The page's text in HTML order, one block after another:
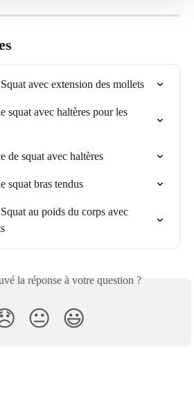
avec extension des mollets
squat avec haltères pour les
de squat avec haltères
squat bras tendus
au poids du corps avec
la réponse à votre question ?
😐 😃